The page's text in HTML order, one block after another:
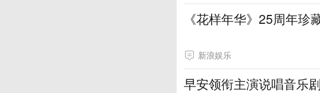
《花样年华》25周年
新浪娱乐
早安领衔主演说唱音乐